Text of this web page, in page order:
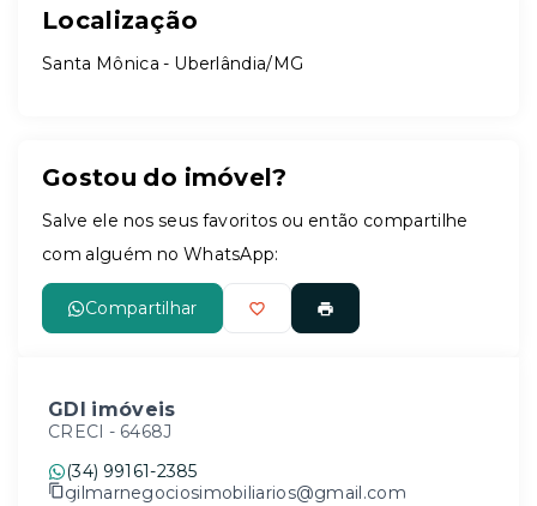
Localização
Santa Mônica - Uberlândia/MG
Gostou do imóvel?
Salve ele nos seus favoritos ou então compartilhe
com alguém no WhatsApp:
Compartilhar
GDI imóveis
CRECI - 6468J
(34) 99161-2385
gilmarnegociosimobiliarios@gmail.com